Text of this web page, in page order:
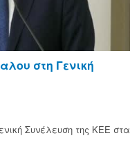
στη Γενική
Συνέλευση της ΚΕΕ στα